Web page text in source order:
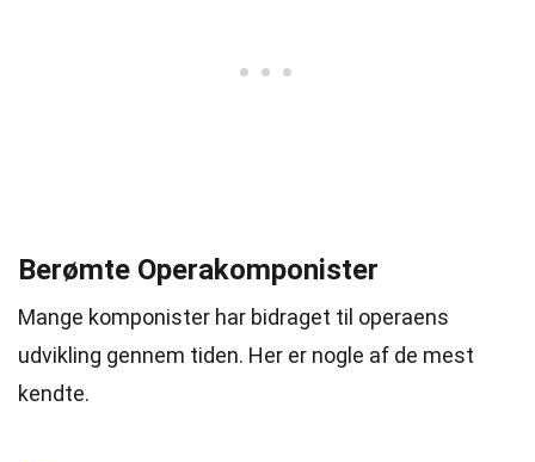
Berømte Operakomponister
Mange komponister har bidraget til operaens
udvikling gennem tiden. Her er nogle af de mest
kendte.